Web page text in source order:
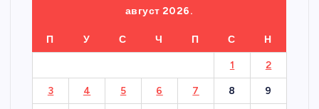
август 2026.
П У С Ч П С Н
1 2
3 4 5 6 7 8 9